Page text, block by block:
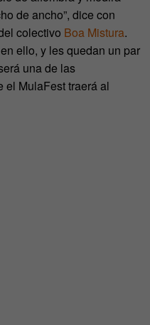
de ancho”, dice con
colectivo Boa Mistura.
ello, y les quedan un par
una de las
el MulaFest traerá al